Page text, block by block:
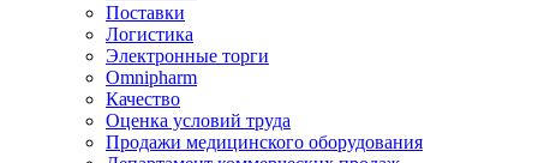
Поставки
Логистика
Электронные торги
Omnipharm
Качество
Оценка условий труда
Продажи медицинского оборудования